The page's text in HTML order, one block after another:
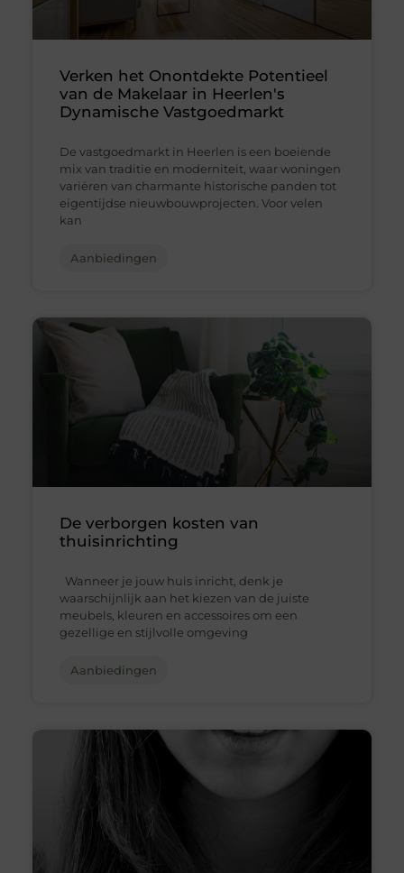
Verken het Onontdekte Potentieel
van de Makelaar in Heerlen's
Dynamische Vastgoedmarkt
De vastgoedmarkt in Heerlen is een boeiende
mix van traditie en moderniteit, waar woningen
variëren van charmante historische panden tot
eigentijdse nieuwbouwprojecten. Voor velen
kan
Aanbiedingen
De verborgen kosten van
thuisinrichting
Wanneer je jouw huis inricht, denk je
waarschijnlijk aan het kiezen van de juiste
meubels, kleuren en accessoires om een
gezellige en stijlvolle omgeving
Aanbiedingen